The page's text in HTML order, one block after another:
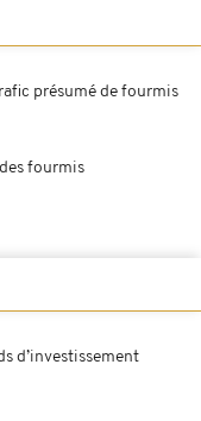
présumé de fourmis
fourmis
d’investissement